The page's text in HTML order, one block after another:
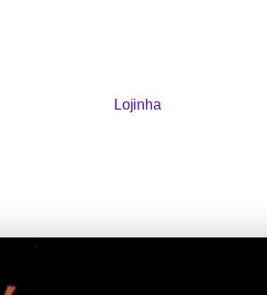
Lojinha